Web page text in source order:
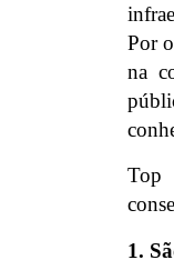
Por
na
Top
1.